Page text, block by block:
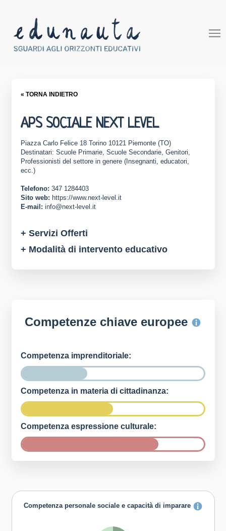
« TORNA INDIETRO
APS SOCIALE NEXT LEVEL
Piazza Carlo Felice 18 Torino 10121 Piemonte (TO)
Destinatari: Scuole Primarie, Scuole Secondarie, Genitori,
Professionisti del settore in genere (Insegnanti, educatori,
ecc.)
Telefono: 347 1284403
Sito web: https://www.next-level.it
E-mail: info@next-level.it
+ Servizi Offerti
+ Modalità di intervento educativo
Competenze chiave europee
Competenza imprenditoriale:
Competenza in materia di cittadinanza:
Competenza espressione culturale:
Competenza personale sociale e capacità di imparare